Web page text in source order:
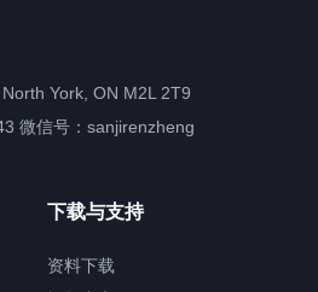
费用
York, ON M2L 2T9
微信号：sanjirenzheng
下载与支持
资料下载